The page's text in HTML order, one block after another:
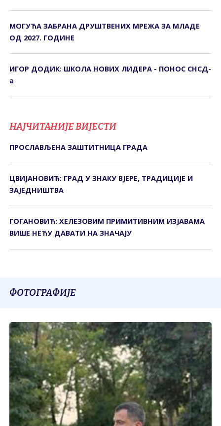
МОГУЋА ЗАБРАНА ДРУШТВЕНИХ МРЕЖА ЗА МЛАДЕ
ОД 2027. ГОДИНЕ
ИГОР ДОДИК: ШКОЛА НОВИХ ЛИДЕРА - ПОНОС СНСД-
а
НАЈЧИТАНИЈЕ ВИЈЕСТИ
ПРОСЛАВЉЕНА ЗАШТИТНИЦА ГРАДА
ЦВИЈАНОВИЋ: ГРАД У ЗНАКУ ВЈЕРЕ, ТРАДИЦИЈЕ И
ЗАЈЕДНИШТВА
ГОГАНОВИЋ: ХЕЛЕЗОВИМ ПРИМИТИВНИМ ИЗЈАВАМА
ВИШЕ НЕЋУ ДАВАТИ НА ЗНАЧАЈУ
ФОТОГРАФИЈЕ